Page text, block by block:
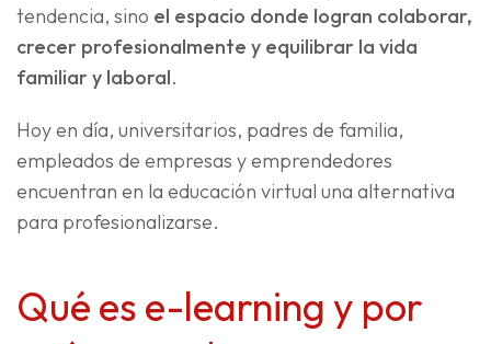
tendencia, sino el espacio donde logran colaborar,
crecer profesionalmente y equilibrar la vida
familiar y laboral.
Hoy en día, universitarios, padres de familia,
empleados de empresas y emprendedores
encuentran en la educación virtual una alternativa
para profesionalizarse.
Qué es e-learning y por